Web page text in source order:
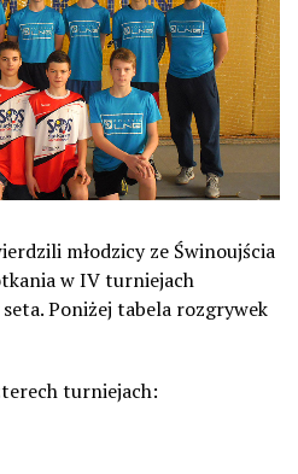
młodzicy ze Świnoujścia
w IV turniejach
Poniżej tabela rozgrywek
turniejach: